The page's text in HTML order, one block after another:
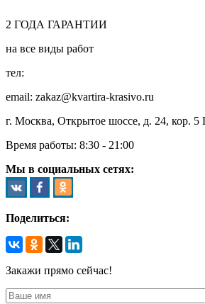
2 ГОДА ГАРАНТИИ
на все виды работ
тел:
email: zakaz@kvartira-krasivo.ru
г. Москва, Открытое шоссе, д. 24, кор. 5
Время работы: 8:30 - 21:00
Мы в социальных сетях:
Поделиться:
Закажи прямо сейчас!